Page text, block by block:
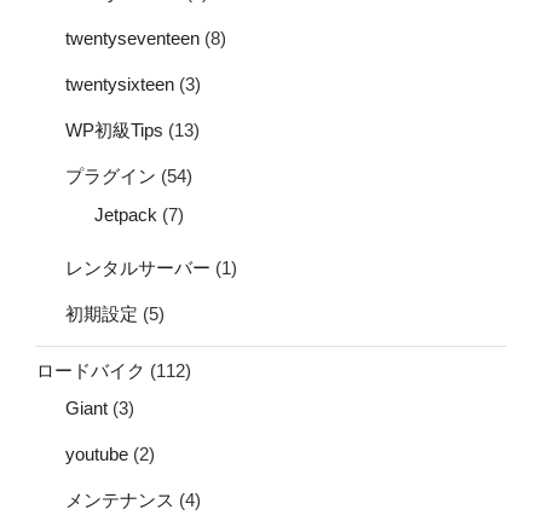
twentyseventeen (8)
twentysixteen (3)
WP初級Tips (13)
プラグイン (54)
Jetpack (7)
レンタルサーバー (1)
初期設定 (5)
ロードバイク (112)
Giant (3)
youtube (2)
メンテナンス (4)